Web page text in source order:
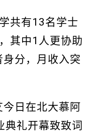
共有13名学士
其中1人更协助
分，月收入突
日在北大慕阿
典礼开幕致致词